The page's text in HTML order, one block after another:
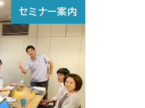
セミナー案内